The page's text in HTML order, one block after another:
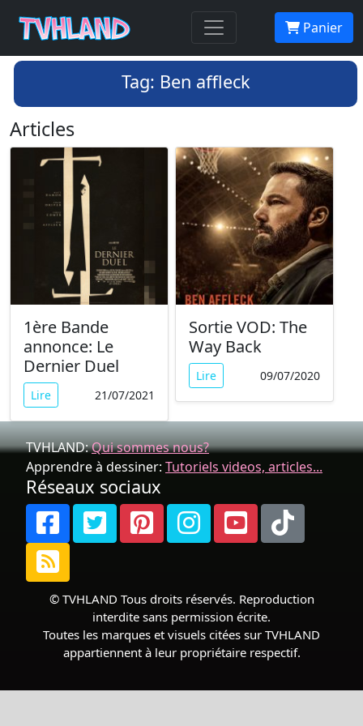
Panier
Tag: Ben affleck
Articles
1ère Bande
annonce: Le
Dernier Duel
Lire 21/07/2021
Sortie VOD: The
Way Back
Lire 09/07/2020
TVHLAND:Qui sommes nous?
Apprendre à dessiner: Tutoriels videos, articles...
Réseaux sociaux
© TVHLAND Tous droits réservés. Reproduction
interdite sans permission écrite.
Toutes les marques et visuels citées sur TVHLAND
appartiennent à leur propriétaire respectif.